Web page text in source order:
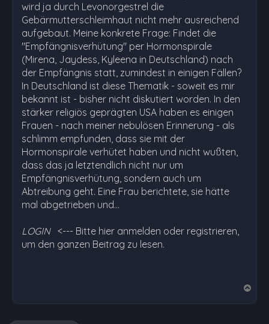
wird ja durch Levonorgestrel die
Gebärmutterschleimhaut nicht mehr ausreichend
aufgebaut. Meine konkrete Frage: Findet die
"Empfängnisverhütung" per Hormonspirale
(Mirena, Jaydess, Kyleena in Deutschland) nach
der Empfängnis statt, zumindest in einigen Fällen?
In Deutschland ist diese Thematik - soweit es mir
bekannt ist - bisher nicht diskutiert worden. In den
stärker religiös geprägten USA haben es einigen
Frauen - nach meiner nebulösen Erinnerung - als
schlimm empfunden, dass sie mit der
Hormonspirale verhütet haben und nicht wußten,
dass das ja letztendlich nicht nur um
Empfängnisverhütung, sondern auch um
Abtreibung geht. Eine Frau berichtete, sie hätte
mal abgetrieben und…
LOGIN <--- Bitte hier anmelden oder registrieren,
um den ganzen Beitrag zu lesen.